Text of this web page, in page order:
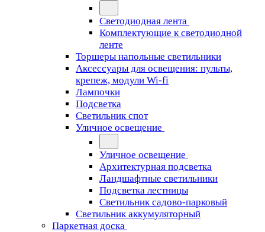
Светодиодная лента
Комплектующие к светодиодной
ленте
Торшеры напольные светильники
Аксессуары для освещения: пульты,
крепеж, модули Wi-fi
Лампочки
Подсветка
Светильник спот
Уличное освещение
Уличное освещение
Архитектурная подсветка
Ландшафтные светильники
Подсветка лестницы
Светильник садово-парковый
Светильник аккумуляторный
Паркетная доска